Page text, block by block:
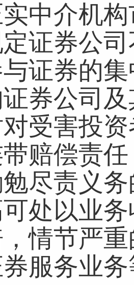
中介机
证券公
证券的
券公司
受害投
赔偿责
尽责义
处以业
情节严
服务业